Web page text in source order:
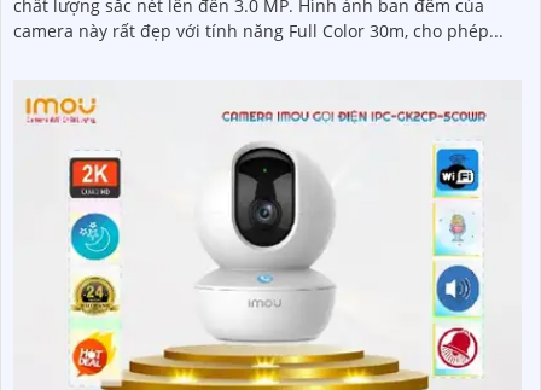
chất lượng sắc nét lên đến 3.0 MP. Hình ảnh ban đêm của
camera này rất đẹp với tính năng Full Color 30m, cho phép...